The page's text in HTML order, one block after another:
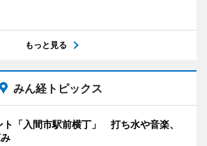
もっと見る
みん経トピックス
ト「入間市駅前横丁」 打ち水や音楽、